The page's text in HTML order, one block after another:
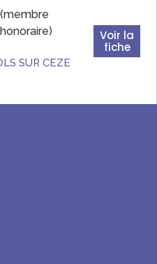
(membre
honoraire)
SUR CEZE
Voir la
fiche